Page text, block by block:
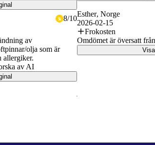
8/10
av
olja som är
allergiker.
av AI
Esther, Norge
2026-02-15
Frokosten
Omdömet är översatt